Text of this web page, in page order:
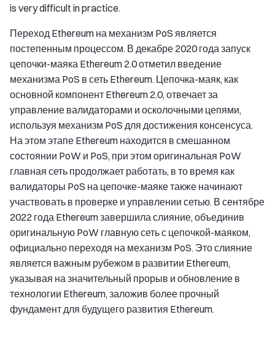
is very difficult in practice.
Переход Ethereum на механизм PoS является
постепенным процессом. В декабре 2020 года запуск
цепочки-маяка Ethereum 2.0 отметил введение
механизма PoS в сеть Ethereum. Цепочка-маяк, как
основной компонент Ethereum 2.0, отвечает за
управление валидаторами и осколочными цепями,
используя механизм PoS для достижения консенсуса.
На этом этапе Ethereum находится в смешанном
состоянии PoW и PoS, при этом оригинальная PoW
главная сеть продолжает работать, в то время как
валидаторы PoS на цепочке-маяке также начинают
участвовать в проверке и управлении сетью. В сентябре
2022 года Ethereum завершила слияние, объединив
оригинальную PoW главную сеть с цепочкой-маяком,
официально переходя на механизм PoS. Это слияние
является важным рубежом в развитии Ethereum,
указывая на значительный прорыв и обновление в
технологии Ethereum, заложив более прочный
фундамент для будущего развития Ethereum.